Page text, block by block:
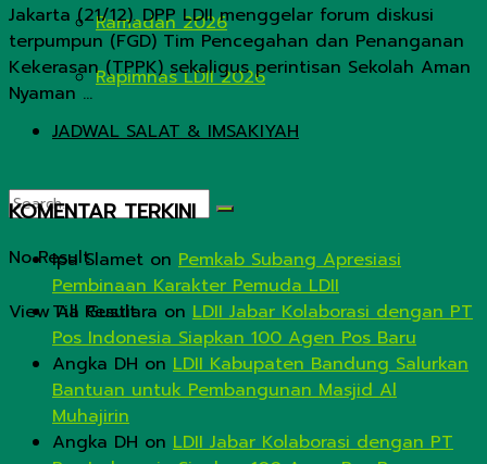
Ramadan 2026
Rapimnas LDII 2026
JADWAL SALAT & IMSAKIYAH
No Result
View All Result
Jakarta (21/12). DPP LDII menggelar forum diskusi
terpumpun (FGD) Tim Pencegahan dan Penanganan
Kekerasan (TPPK) sekaligus perintisan Sekolah Aman
Nyaman ...
KOMENTAR TERKINI
Ipa Slamet on Pemkab Subang Apresiasi
Pembinaan Karakter Pemuda LDII
Tia Gustiara on LDII Jabar Kolaborasi dengan PT
Pos Indonesia Siapkan 100 Agen Pos Baru
Angka DH on LDII Kabupaten Bandung Salurkan
Bantuan untuk Pembangunan Masjid Al
Muhajirin
Angka DH on LDII Jabar Kolaborasi dengan PT